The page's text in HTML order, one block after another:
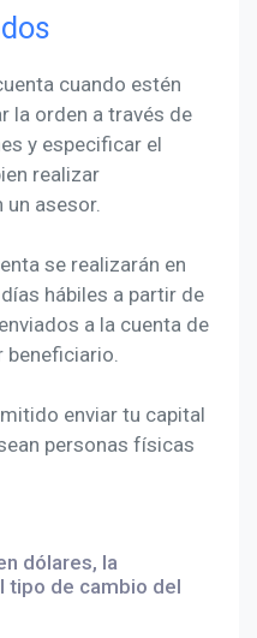
cuando estén
la orden a través de
y especificar el
realizar
asesor.
se realizarán en
hábiles a partir de
a la cuenta de
beneficiario.
enviar tu capital
personas físicas
dólares, la
tipo de cambio del